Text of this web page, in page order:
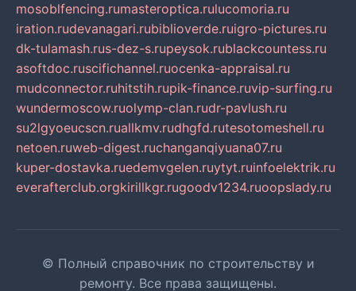
mosoblfencing.rumasteroptica.rulucomoria.ru
iration.rudevanagari.rubiblioverde.ruigro-pictures.ru
dk-tulamash.rus-dez-s.rupeysok.rublackcountess.ru
asoftdoc.ruscifichannel.ruocenka-appraisal.ru
mudconnector.ruhitstih.rupik-finance.ruvip-surfing.ru
wundermoscow.ruolymp-clan.rudr-pavlush.ru
su2lgyoeucscn.ruallkmv.rudhgfd.rutesotomeshell.ru
netoen.ruweb-digest.ruchanganqiyuana07.ru
kuper-dostavka.ruedemvgelen.ruytyt.ruinfoelektrik.ru
everafterclub.orgkirillkgr.rugoodv1234.ruoopslady.ru
© Полный справочник по строительству и
ремонту. Все права защищены.